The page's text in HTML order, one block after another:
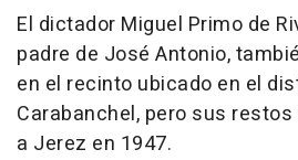
El dictador Miguel Primo de
padre de José Antonio,
en el recinto ubicado en el
Carabanchel, pero sus
a Jerez en 1947.